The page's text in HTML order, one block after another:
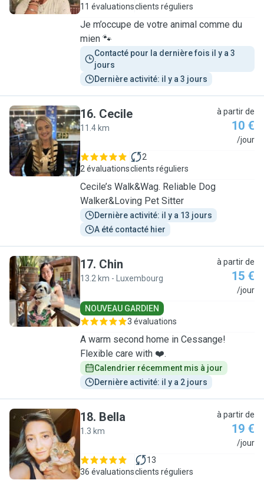
11 évaluationsclients réguliers
Je m’occupe de votre animal comme du
mien 🐾
Contacté pour la dernière fois il y a 3
jours
Dernière activité: il y a 3 jours
C
16. Cecile
11.4 km
à partir de
10 €
/jour
2 évaluations
2
clients réguliers
Cecile’s Walk&Wag. Reliable Dog
Walker&Loving Pet Sitter
Dernière activité: il y a 13 jours
A été contacté hier
C
17. Chin
13.2 km - Luxembourg
à partir de
15 €
/jour
NOUVEAU GARDIEN
3 évaluations
A warm second home in Cessange!
Flexible care with ❤️.
Calendrier récemment mis à jour
Dernière activité: il y a 2 jours
B
18. Bella
1.3 km
à partir de
19 €
/jour
36 évaluations
13
clients réguliers